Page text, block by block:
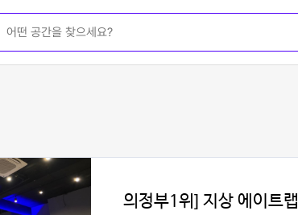
의정부1위] 지상 에이트랩